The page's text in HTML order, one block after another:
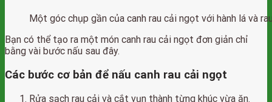
Một góc chụp gần của canh rau cải ngọt với hành lá và
Bạn có thể tạo ra một món canh rau cải ngọt đơn giản chỉ
bằng vài bước nấu sau đây.
Các bước cơ bản để nấu canh rau cải ngọt
Rửa sạch rau cải và cắt vụn thành từng khúc vừa ăn.